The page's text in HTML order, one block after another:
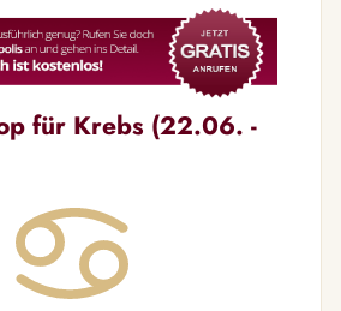
für Krebs (22.06. -